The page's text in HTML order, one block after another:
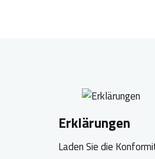
Erklärungen
Laden Sie die